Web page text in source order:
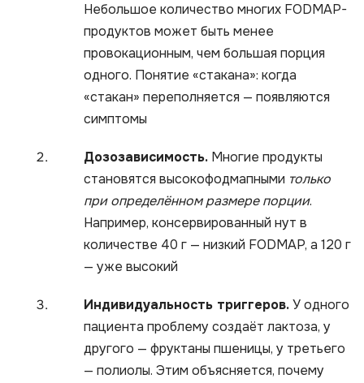
Небольшое количество многих FODMAP-
продуктов может быть менее
провокационным, чем большая порция
одного. Понятие «стакана»: когда
«стакан» переполняется — появляются
симптомы
Дозозависимость. Многие продукты
становятся высокофодмапными только
при определённом размере порции.
Например, консервированный нут в
количестве 40 г — низкий FODMAP, а 120 г
— уже высокий
Индивидуальность триггеров.У одного
пациента проблему создаёт лактоза, у
другого — фруктаны пшеницы, у третьего
— полиолы. Этим объясняется, почему